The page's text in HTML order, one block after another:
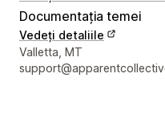
Documentația temei
Vedeți detaliile
Detaliile de contact ale
Valletta, MT